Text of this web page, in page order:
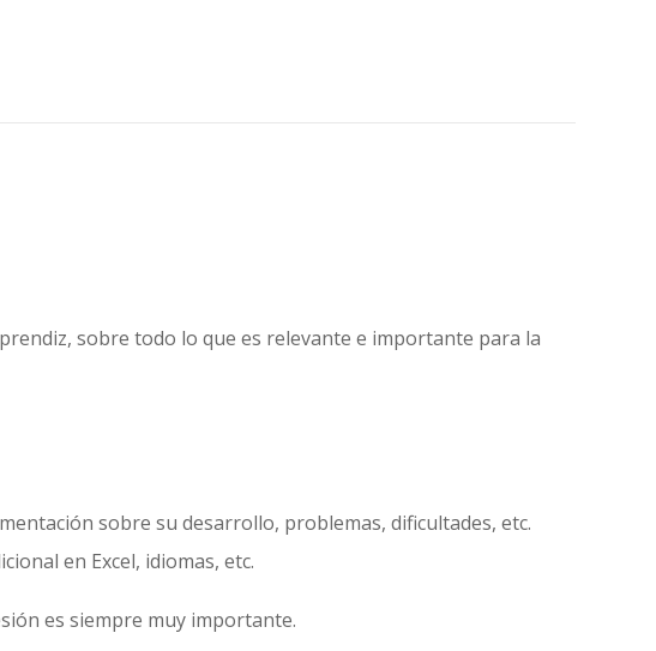
sobre todo lo que es relevante e importante para la
sobre su desarrollo, problemas, dificultades, etc.
en Excel, idiomas, etc.
es siempre muy importante.